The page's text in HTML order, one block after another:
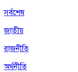
সর্বশেষ
জাতীয়
রাজনীতি
অর্থনীতি